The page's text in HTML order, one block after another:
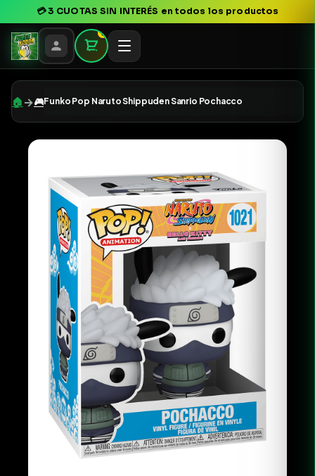
💳3 CUOTAS SIN INTERÉS en todos los productos
0
🏠 →🎮Funko Pop Naruto Shippuden Sanrio Pochacco